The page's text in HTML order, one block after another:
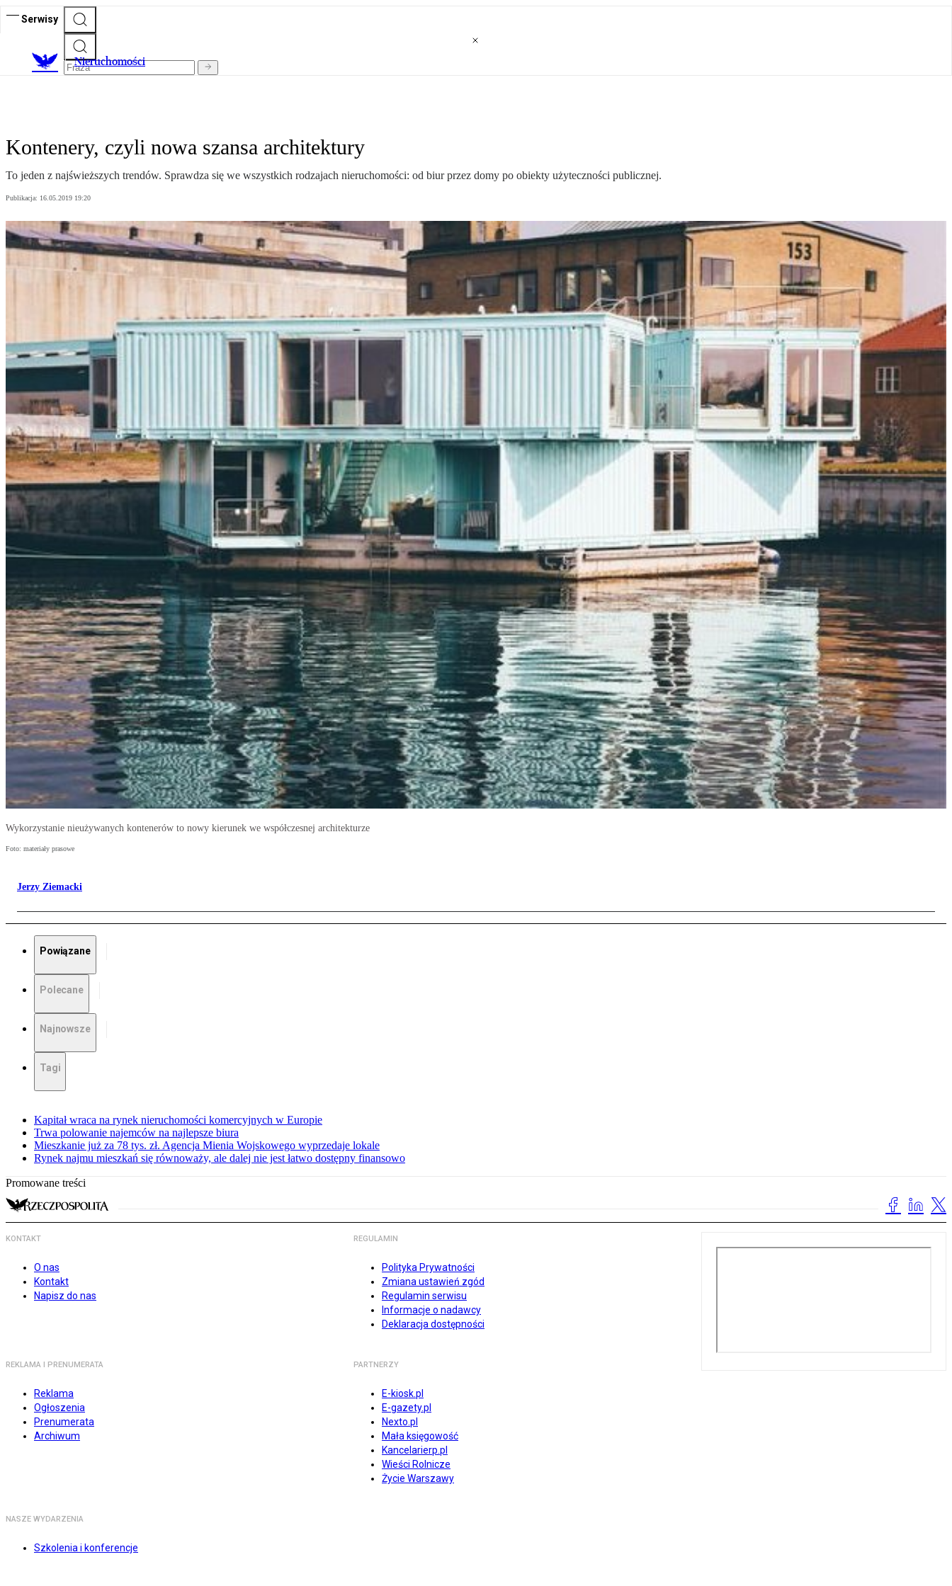
Serwisy
Nieruchomości
Kontenery, czyli nowa szansa architektury
To jeden z najświeższych trendów. Sprawdza się we wszystkich rodzajach nieruchomości: od biur przez domy po obiekty użyteczności publicznej.
Publikacja: 16.05.2019 19:20
Wykorzystanie nieużywanych kontenerów to nowy kierunek we współczesnej architekturze
Foto: materiały prasowe
Jerzy Ziemacki
Powiązane
Polecane
Najnowsze
Tagi
Kapitał wraca na rynek nieruchomości komercyjnych w Europie
Trwa polowanie najemców na najlepsze biura
Mieszkanie już za 78 tys. zł. Agencja Mienia Wojskowego wyprzedaje lokale
Rynek najmu mieszkań się równoważy, ale dalej nie jest łatwo dostępny finansowo
Promowane treści
KONTAKT
O nas
Kontakt
Napisz do nas
REGULAMIN
Polityka Prywatności
Zmiana ustawień zgód
Regulamin serwisu
Informacje o nadawcy
Deklaracja dostępności
REKLAMA I PRENUMERATA
Reklama
Ogłoszenia
Prenumerata
Archiwum
PARTNERZY
E-kiosk.pl
E-gazety.pl
Nexto.pl
Mała księgowość
Kancelarierp.pl
Wieści Rolnicze
Życie Warszawy
NASZE WYDARZENIA
Szkolenia i konferencje